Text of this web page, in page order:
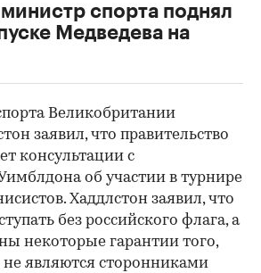
/ 00:00
спорта поднял
Медведева на
Великобритании
заявил, что правительство
консультации с
об участии в турнире
Хаддлстон заявил, что
без российского флага, а
некоторые гарантии того,
являются сторонниками